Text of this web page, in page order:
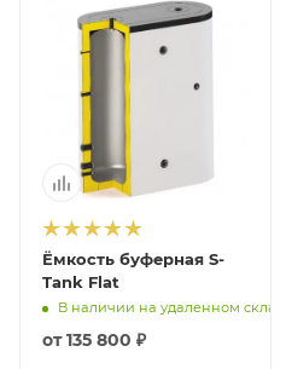
Ёмкость буферная S-
Tank Flat
В наличии на удаленном складе
от135 800 ₽